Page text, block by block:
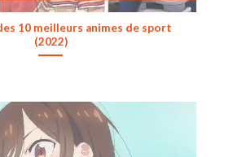
10 meilleurs animes de sport
(2022)